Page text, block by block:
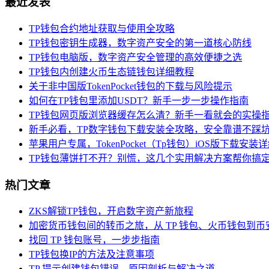
TP钱包合约地址获取与使用全攻略
TP钱包密钥生成器，数字资产安全的第一道核心防线
TP钱包电脑版，数字资产安全管理的高效便捷之选
TP钱包内创建火币生态链钱包详细教程
关于非中国版TokenPocket钱包的下载与风险提示
如何在TP钱包里添加USDT？新手一步一步操作指南
TP钱包网页版浏览器缓存怎么清？新手一看就会的实操
新手必看，TP数字钱包下载安装全攻略，安全靠谱不踩
苹果用户专属，TokenPocket（Tp钱包）iOS版下载安装
TP钱包薄饼打不开？别慌，这几个实用解决方案帮你搞
热门文章
ZKS解锁TP钱包，开启数字资产新旅程
加密货币钱包间的转币之旅，从 TP 钱包、火币钱包到币
找回 TP 钱包账号，一步步指南
TP钱包换IP的方法及注意事项